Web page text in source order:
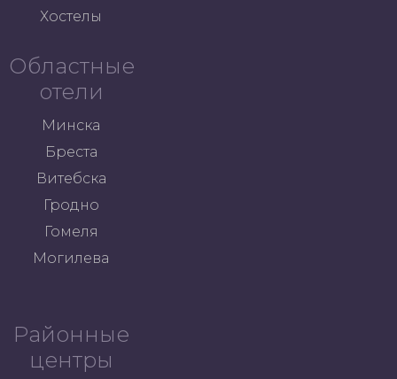
Хостелы
Областные
отели
Минска
Бреста
Витебска
Гродно
Гомеля
Могилева
Районные
центры